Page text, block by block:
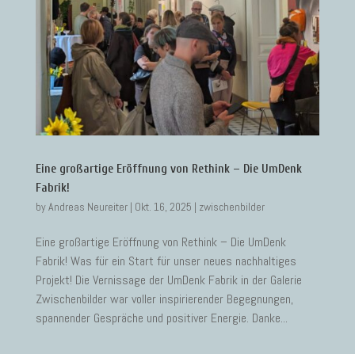
Eine großartige Eröffnung von Rethink – Die UmDenk
Fabrik!
byAndreas Neureiter| Okt. 16, 2025 | zwischenbilder
Eine großartige Eröffnung von Rethink – Die UmDenk
Fabrik! Was für ein Start für unser neues nachhaltiges
Projekt! Die Vernissage der UmDenk Fabrik in der Galerie
Zwischenbilder war voller inspirierender Begegnungen,
spannender Gespräche und positiver Energie. Danke...